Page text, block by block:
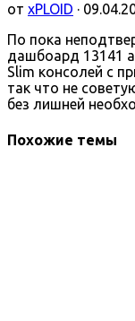
от xPLOID ·
По пока
дашбоард 13141
Slim консолей с
так что не
без лишней
Похожие темы